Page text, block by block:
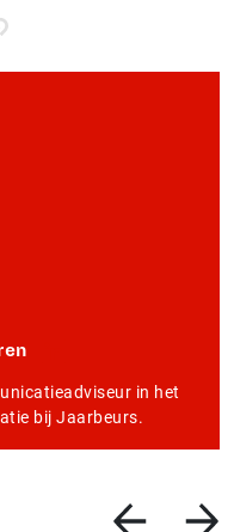
in het
bij Jaarbeurs.